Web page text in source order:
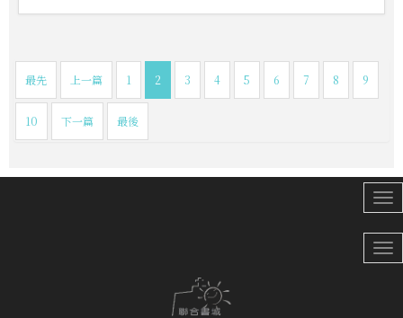
最先 上一篇 1 2 3 4 5 6 7 8 9
10 下一篇 最後